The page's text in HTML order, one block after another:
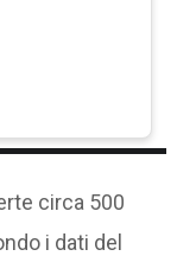
circa 500
i dati del